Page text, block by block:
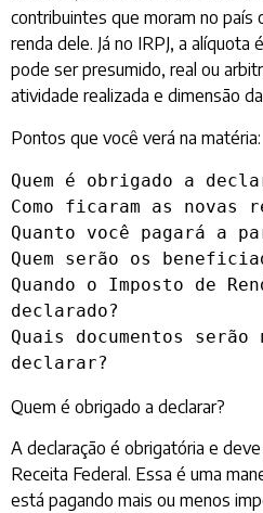
contribuintes que moram no país
renda dele. Já no IRPJ, a alíquota
pode ser presumido, real ou
atividade realizada e dimensão
Pontos que você verá na matéria:
Quem é obrigado a
Como ficaram as novas
Quanto você pagará a
Quem serão os
Quando o Imposto de
declarado?
Quais documentos
declarar?
Quem é obrigado a declarar?
A declaração é obrigatória e
Receita Federal. Essa é uma
está pagando mais ou menos